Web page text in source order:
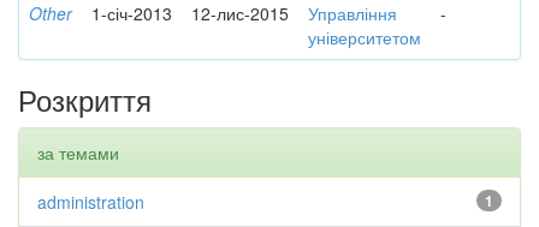
Other 1-січ-2013 12-лис-2015
Управління
університетом
-
Розкриття
за темами
1
administration